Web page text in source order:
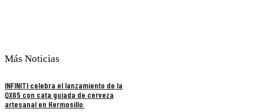
Más Noticias
INFINITI celebra el lanzamiento de la
QX65 con cata guiada de cerveza
artesanal en Hermosillo